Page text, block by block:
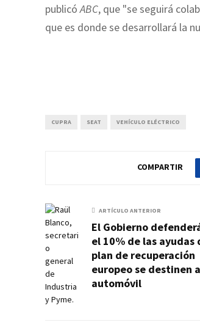
publicóABC, que "se seguirá
que es donde se desarrollará la
CUPRA SEAT VEHÍCULO ELÉCTRICO
COMPARTIR
ARTÍCULO ANTERIOR
El Gobierno
el 10% de las ayudas
plan de recuperación
europeo se destinen
automóvil